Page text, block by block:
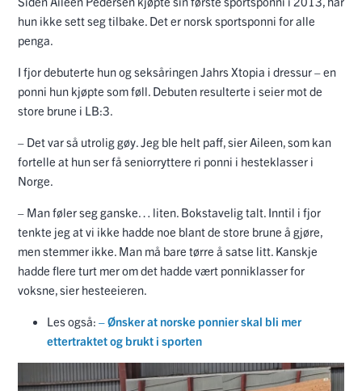
hun ikke sett seg tilbake. Det er norsk sportsponni for alle
penga.
I fjor debuterte hun og seksåringen Jahrs Xtopia i dressur – en
ponni hun kjøpte som føll. Debuten resulterte i seier mot de
store brune i LB:3.
– Det var så utrolig gøy. Jeg ble helt paff, sier Aileen, som kan
fortelle at hun ser få seniorryttere ri ponni i hesteklasser i
Norge.
– Man føler seg ganske… liten. Bokstavelig talt. Inntil i fjor
tenkte jeg at vi ikke hadde noe blant de store brune å gjøre,
men stemmer ikke. Man må bare tørre å satse litt. Kanskje
hadde flere turt mer om det hadde vært ponniklasser for
voksne, sier hesteeieren.
Les også: – Ønsker at norske ponnier skal bli mer
ettertraktet og brukt i sporten